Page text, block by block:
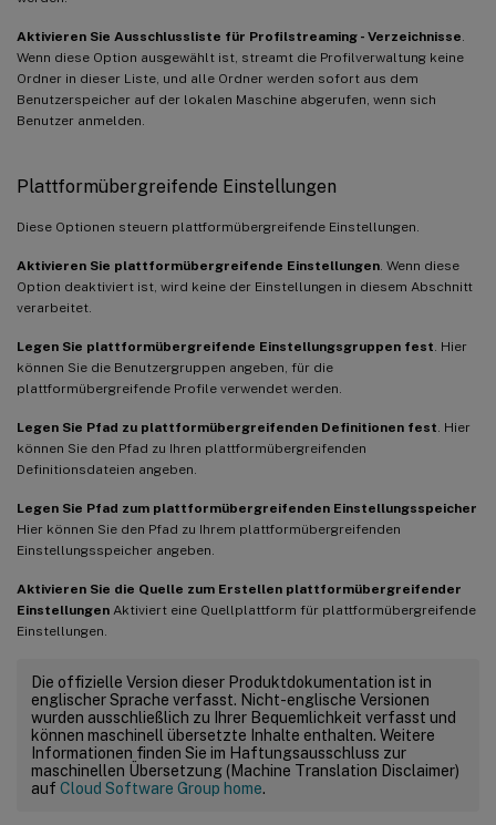
Aktivieren Sie Ausschlussliste für Profilstreaming - Verzeichnisse
Wenn diese Option ausgewählt ist, streamt die Profilverwaltung keine
Ordner in dieser Liste, und alle Ordner werden sofort aus dem
Benutzerspeicher auf der lokalen Maschine abgerufen, wenn sich
Benutzer anmelden.
Plattformübergreifende Einstellungen
Diese Optionen steuern plattformübergreifende Einstellungen.
Aktivieren Sie plattformübergreifende Einstellungen . Wenn diese
Option deaktiviert ist, wird keine der Einstellungen in diesem Abschnitt
verarbeitet.
Legen Sie plattformübergreifende Einstellungsgruppen fest . Hier
können Sie die Benutzergruppen angeben, für die
plattformübergreifende Profile verwendet werden.
Legen Sie Pfad zu plattformübergreifenden Definitionen fest . Hier
können Sie den Pfad zu Ihren plattformübergreifenden
Definitionsdateien angeben.
Legen Sie Pfad zum plattformübergreifenden Einstellungsspeicher
Hier können Sie den Pfad zu Ihrem plattformübergreifenden
Einstellungsspeicher angeben.
Aktivieren Sie die Quelle zum Erstellen plattformübergreifender
Einstellungen Aktiviert eine Quellplattform für plattformübergreifende
Einstellungen.
Die offizielle Version dieser Produktdokumentation ist in
englischer Sprache verfasst. Nicht-englische Versionen
wurden ausschließlich zu Ihrer Bequemlichkeit verfasst und
können maschinell übersetzte Inhalte enthalten. Weitere
Informationen finden Sie im Haftungsausschluss zur
maschinellen Übersetzung (Machine Translation Disclaimer)
auf Cloud Software Group home.